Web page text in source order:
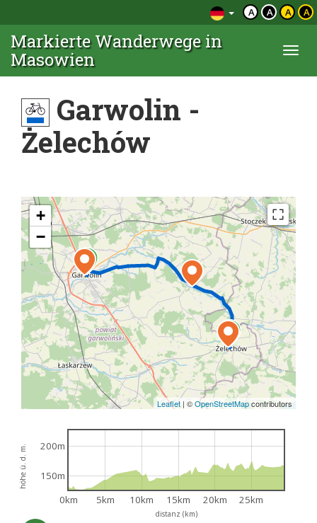
A A A A
Markierte Wanderwege in
Masowien
Garwolin -
Żelechów
+
−
Leaflet | ©OpenStreetMapcontributors
distanz (km)
höhe ü. d. m.
0km 5km 10km 15km 20km 25km
150m
200m